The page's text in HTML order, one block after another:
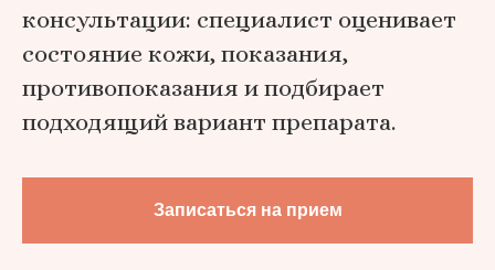
консультации: специалист оценивает
состояние кожи, показания,
противопоказания и подбирает
подходящий вариант препарата.
Записаться на прием